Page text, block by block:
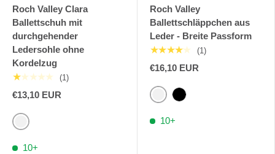
Roch Valley Clara
Ballettschuh mit
durchgehender
Ledersohle ohne
Kordelzug
★★★★★ (1)
€13,10 EUR
Rosa
10+
Roch Valley
Ballettschläppchen aus
Leder - Breite Passform
★★★★★ (1)
€16,10 EUR
BlassrosaSchwarz
10+